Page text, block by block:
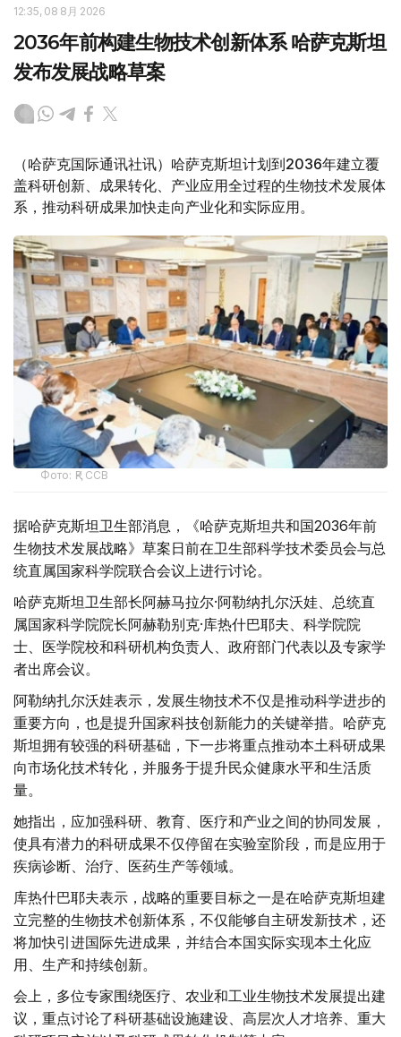
12:35, 08 8月 2026
2036年前构建生物技术创新体系 哈萨克斯坦
发布发展战略草案
（哈萨克国际通讯社讯）哈萨克斯坦计划到2036年建立覆
盖科研创新、成果转化、产业应用全过程的生物技术发展体
系，推动科研成果加快走向产业化和实际应用。
Фото: ҚР ССВ
据哈萨克斯坦卫生部消息，《哈萨克斯坦共和国2036年前
生物技术发展战略》草案日前在卫生部科学技术委员会与总
统直属国家科学院联合会议上进行讨论。
哈萨克斯坦卫生部长阿赫马拉尔·阿勒纳扎尔沃娃、总统直
属国家科学院院长阿赫勒别克·库热什巴耶夫、科学院院
士、医学院校和科研机构负责人、政府部门代表以及专家学
者出席会议。
阿勒纳扎尔沃娃表示，发展生物技术不仅是推动科学进步的
重要方向，也是提升国家科技创新能力的关键举措。哈萨克
斯坦拥有较强的科研基础，下一步将重点推动本土科研成果
向市场化技术转化，并服务于提升民众健康水平和生活质
量。
她指出，应加强科研、教育、医疗和产业之间的协同发展，
使具有潜力的科研成果不仅停留在实验室阶段，而是应用于
疾病诊断、治疗、医药生产等领域。
库热什巴耶夫表示，战略的重要目标之一是在哈萨克斯坦建
立完整的生物技术创新体系，不仅能够自主研发新技术，还
将加快引进国际先进成果，并结合本国实际实现本土化应
用、生产和持续创新。
会上，多位专家围绕医疗、农业和工业生物技术发展提出建
议，重点讨论了科研基础设施建设、高层次人才培养、重大